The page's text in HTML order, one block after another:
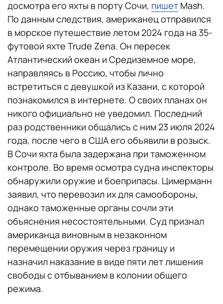
досмотра его яхты в порту Сочи, пишет Mash.
По данным следствия, американец отправился
в морское путешествие летом 2024 года на 35-
футовой яхте Trude Zena. Он пересек
Атлантический океан и Средиземное море,
направляясь в Россию, чтобы лично
встретиться с девушкой из Казани, с которой
познакомился в интернете. О своих планах он
никого официально не уведомил. Последний
раз родственники общались с ним 23 июля 2024
года, после чего в США его объявили в розыск.
В Сочи яхта была задержана при таможенном
контроле. Во время осмотра судна инспекторы
обнаружили оружие и боеприпасы. Цимерманн
заявил, что перевозил их для самообороны,
однако таможенные органы сочли эти
объяснения несостоятельными. Суд признал
американца виновным в незаконном
перемещении оружия через границу и
назначил наказание в виде пяти лет лишения
свободы с отбыванием в колонии общего
режима.